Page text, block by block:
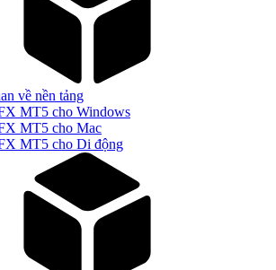
về nền tảng
MT5 cho Windows
MT5 cho Mac
MT5 cho Di động